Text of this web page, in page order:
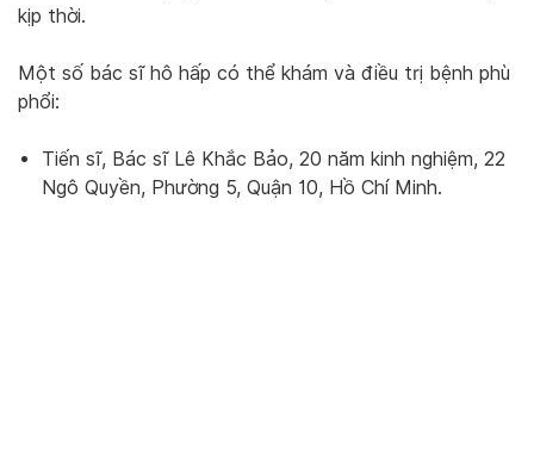
kịp thời.
Một số bác sĩ hô hấp có thể khám và điều trị bệnh phù
phổi:
Tiến sĩ, Bác sĩ Lê Khắc Bảo, 20 năm kinh nghiệm, 22
Ngô Quyền, Phường 5, Quận 10, Hồ Chí Minh.